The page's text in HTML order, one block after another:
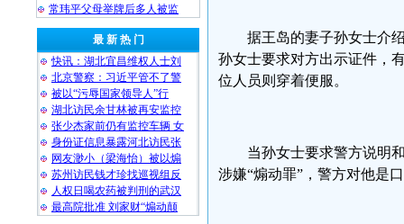
常玮平父母举牌后多人被监
最 新 热 门
快讯：湖北宜昌维权人士刘
北京警察：习近平管不了警
被以“污辱国家领导人”行
湖北访民余甘林被再安监控
张少杰家前仍有监控车辆 女
身份证信息暴露河北访民张
网友渺小（梁海怡）被以煽
苏州访民钱才珍找巡视组反
人权日喝农药被判刑的武汉
最高院批准 刘家财“煽动颠
据王岛的妻子孙女士介
孙女士要求对方出示证件，
位人员则穿着便服。
当孙女士要求警方说明
涉嫌“煽动罪”，警方对他是